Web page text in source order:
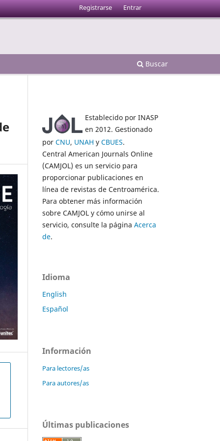
Buscar
Registrarse Entrar
Establecido por INASP
en 2012. Gestionado
por CNU, UNAH y CBUES.
Central American Journals Online
(CAMJOL) es un servicio para
proporcionar publicaciones en
línea de revistas de Centroamérica.
Para obtener más información
sobre CAMJOL y cómo unirse al
servicio, consulte la página Acerca
de.
Idioma
English
Español
Información
Para lectores/as
Para autores/as
Últimas publicaciones